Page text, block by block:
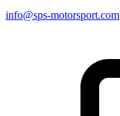
info@sps-motorsport.com